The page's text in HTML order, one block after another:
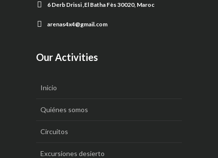
6 Derb Drissi ,El Batha Fès 30020, Maroc
arenas4x4@gmail.com
Our Activities
Inicio
Quiénes somos
Circuitos
Excursiones desierto